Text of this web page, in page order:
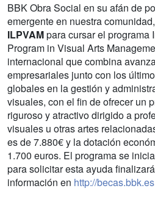
BBK Obra Social en su afán de
emergente en nuestra
ILPVAMpara cursar el programa
Program in Visual Arts
internacional que combina
empresariales junto con los
globales en la gestión y
visuales, con el fin de ofrecer un
riguroso y atractivo dirigido a
visuales u otras artes
es de 7.880€ y la dotación
1.700 euros. El programa se
para solicitar esta ayuda
información en http://becas.bbk.es